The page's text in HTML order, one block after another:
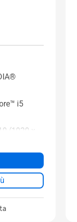
i5
(1920 x
di
DIMM